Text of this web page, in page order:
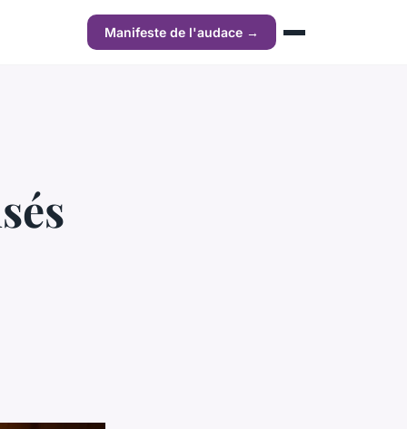
Manifeste de l'audace →